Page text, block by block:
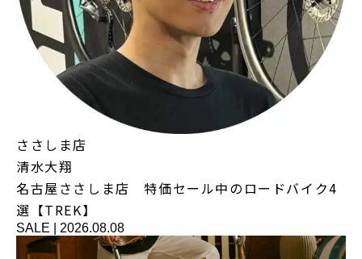
ささしま店
清水大翔
名古屋ささしま店 特価セール中のロードバイク4
選【TREK】
SALE 2026.08.08